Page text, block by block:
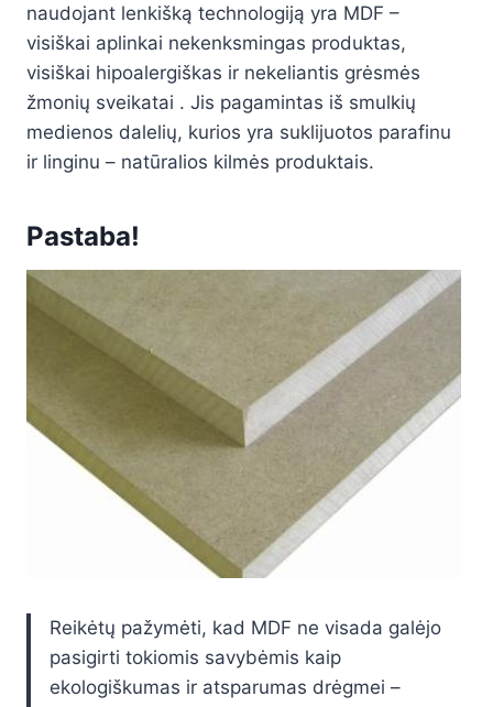
naudojant lenkišką technologiją yra MDF –
visiškai aplinkai nekenksmingas produktas,
visiškai hipoalergiškas ir nekeliantis grėsmės
žmonių sveikatai . Jis pagamintas iš smulkių
medienos dalelių, kurios yra suklijuotos parafinu
ir linginu – natūralios kilmės produktais.
Pastaba!
Reikėtų pažymėti, kad MDF ne visada galėjo
pasigirti tokiomis savybėmis kaip
ekologiškumas ir atsparumas drėgmei –